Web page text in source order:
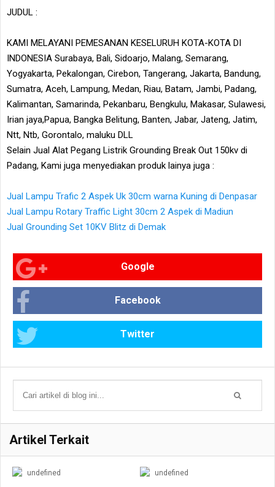
JUDUL :
KAMI MELAYANI PEMESANAN KESELURUH KOTA-KOTA DI
INDONESIA Surabaya, Bali, Sidoarjo, Malang, Semarang,
Yogyakarta, Pekalongan, Cirebon, Tangerang, Jakarta, Bandung,
Sumatra, Aceh, Lampung, Medan, Riau, Batam, Jambi, Padang,
Kalimantan, Samarinda, Pekanbaru, Bengkulu, Makasar, Sulawesi,
Irian jaya,Papua, Bangka Belitung, Banten, Jabar, Jateng, Jatim,
Ntt, Ntb, Gorontalo, maluku DLL
Selain Jual Alat Pegang Listrik Grounding Break Out 150kv di
Padang, Kami juga menyediakan produk lainya juga :
Jual Lampu Trafic 2 Aspek Uk 30cm warna Kuning di Denpasar
Jual Lampu Rotary Traffic Light 30cm 2 Aspek di Madiun
Jual Grounding Set 10KV Blitz di Demak
Google
Facebook
Twitter
Artikel Terkait
undefined undefined